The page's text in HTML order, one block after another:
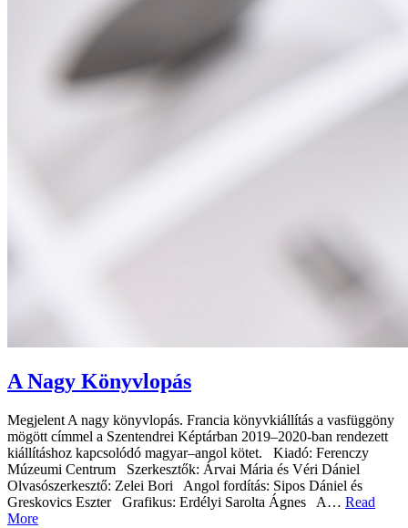
A Nagy Könyvlopás
Megjelent A nagy könyvlopás. Francia könyvkiállítás a vasfüggöny
mögött címmel a Szentendrei Képtárban 2019–2020-ban rendezett
kiállításhoz kapcsolódó magyar–angol kötet. Kiadó: Ferenczy
Múzeumi Centrum Szerkesztők: Árvai Mária és Véri Dániel
Olvasószerkesztő: Zelei Bori Angol fordítás: Sipos Dániel és
Greskovics Eszter Grafikus: Erdélyi Sarolta Ágnes A… Read
More